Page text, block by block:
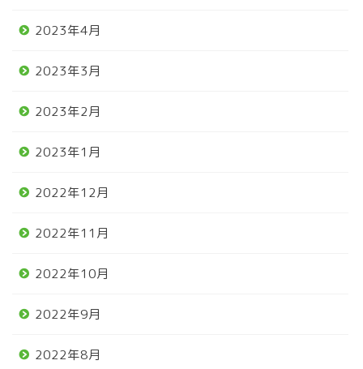
2023年4月
2023年3月
2023年2月
2023年1月
2022年12月
2022年11月
2022年10月
2022年9月
2022年8月